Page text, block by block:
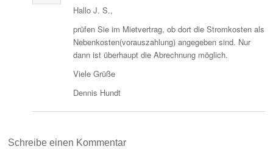
Hallo J. S.,
prüfen Sie im Mietvertrag, ob dort die Stromkosten als
Nebenkosten(vorauszahlung) angegeben sind. Nur
dann ist überhaupt die Abrechnung möglich.
Viele Grüße
Dennis Hundt
Schreibe einen Kommentar